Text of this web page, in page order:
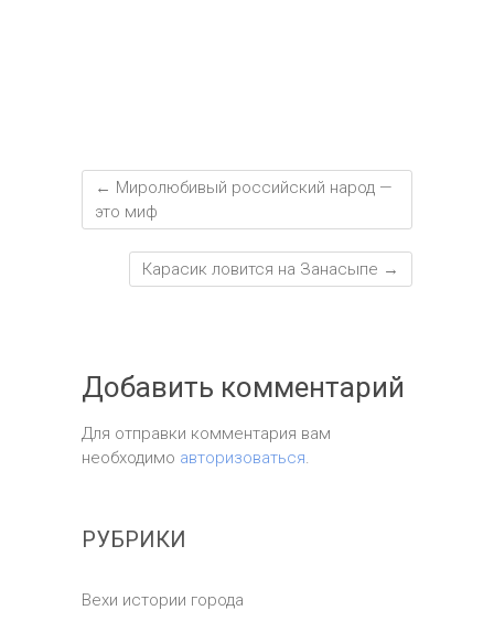
← Миролюбивый российский народ —
это миф
Карасик ловится на Занасыпе →
Добавить комментарий
Для отправки комментария вам
необходимо авторизоваться.
РУБРИКИ
Вехи истории города